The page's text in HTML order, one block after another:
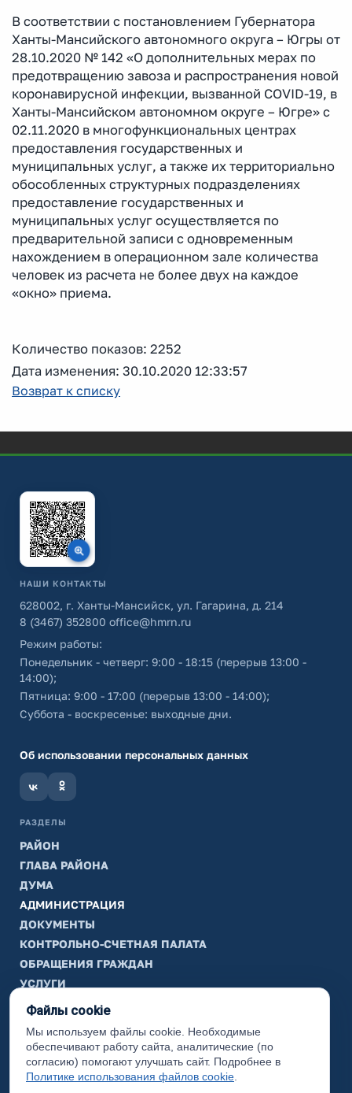
В соответствии с постановлением Губернатора
Ханты-Мансийского автономного округа – Югры от
28.10.2020 № 142 «О дополнительных мерах по
предотвращению завоза и распространения новой
коронавирусной инфекции, вызванной COVID-19, в
Ханты-Мансийском автономном округе – Югре» с
02.11.2020 в многофункциональных центрах
предоставления государственных и
муниципальных услуг, а также их территориально
обособленных структурных подразделениях
предоставление государственных и
муниципальных услуг осуществляется по
предварительной записи с одновременным
нахождением в операционном зале количества
человек из расчета не более двух на каждое
«окно» приема.
Количество показов: 2252
Дата изменения: 30.10.2020 12:33:57
Возврат к списку
НАШИ КОНТАКТЫ
628002, г. Ханты-Мансийск, ул. Гагарина, д. 214
8 (3467) 352800 office@hmrn.ru
Режим работы:
Понедельник - четверг: 9:00 - 18:15 (перерыв 13:00 -
14:00);
Пятница: 9:00 - 17:00 (перерыв 13:00 - 14:00);
Суббота - воскресенье: выходные дни.
Об использовании персональных данных
РАЗДЕЛЫ
РАЙОН
ГЛАВА РАЙОНА
ДУМА
АДМИНИСТРАЦИЯ
ДОКУМЕНТЫ
КОНТРОЛЬНО-СЧЕТНАЯ ПАЛАТА
ОБРАЩЕНИЯ ГРАЖДАН
УСЛУГИ
ТИК
ИНФОРМАЦИЯ
Законодательная карта
Карта сайта
Файлы cookie
Мы используем файлы cookie. Необходимые
обеспечивают работу сайта, аналитические (по
согласию) помогают улучшать сайт. Подробнее в
Политике использования файлов cookie